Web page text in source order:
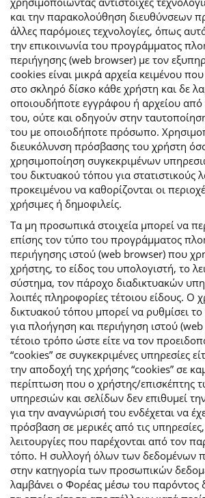
και την παρακολούθηση διευθύνσεων
άλλες παρόμοιες τεχνολογίες, όπως
την επικοινωνία του προγράμματος
περιήγησης (web browser) με τον
cookies είναι μικρά αρχεία κειμένου
στο σκληρό δίσκο κάθε χρήστη και δε
οποιουδήποτε εγγράφου ή αρχείου από
του, ούτε και οδηγούν στην
του με οποιοδήποτε πρόσωπο.
διευκόλυνση πρόσβασης του χρήστη
χρησιμοποίηση συγκεκριμένων
του δικτυακού τόπου για στατιστικούς
προκειμένου να καθορίζονται οι
χρήσιμες ή δημοφιλείς.
Τα μη προσωπικά στοιχεία μπορεί να
επίσης τον τύπο του προγράμματος
περιήγησης ιστού (web browser) που
χρήστης, το είδος του υπολογιστή, το
σύστημα, τον πάροχο διαδικτυακών
λοιπές πληροφορίες τέτοιου είδους. Ο
δικτυακού τόπου μπορεί να ρυθμίσει
για πλοήγηση και περιήγηση ιστού
τέτοιο τρόπο ώστε είτε να τον
“cookies” σε συγκεκριμένες υπηρεσίες
την αποδοχή της χρήσης “cookies” σε
περίπτωση που ο χρήστης/επισκέπτης
υπηρεσιών και σελίδων δεν επιθυμεί
για την αναγνώρισή του ενδέχεται να
πρόσβαση σε μερικές από τις
λειτουργίες που παρέχονται από τον
τόπο. Η συλλογή όλων των δεδομένων
στην κατηγορία των προσωπικών
λαμβάνει ο Φορέας μέσω του παρόντος